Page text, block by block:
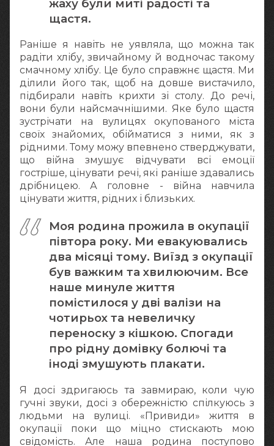
жаху були миті радості та
щастя.
Раніше я навіть не уявляла, що можна так
радіти хлібу, звичайному й водночас такому
смачному хлібу. Це було справжнє щастя. Ми
ділили його так, щоб на довше вистачило,
підбирали навіть крихти зі столу. До речі,
вони були найсмачнішими. Яке було щастя
зустрічати на вулицях окупованого міста
своїх знайомих, обійматися з ними, як з
рідними. Тому можу впевнено стверджувати,
що війна змушує відчувати всі емоції
гостріше, цінувати речі, які раніше здавались
дрібницею. А головне - війна навчила
цінувати життя, рідних і близьких.
Моя родина прожила в окупації
півтора року. Ми евакуювались
два місяці тому. Виїзд з окупації
був важким та хвилюючим. Все
наше минуле життя
помістилося у дві валізи на
чотирьох та невеличку
переноску з кішкою. Спогади
про рідну домівку болючі та
іноді змушують плакати.
Я досі здригаюсь та завмираю, коли чую
гучні звуки, досі з обережністю спілкуюсь з
людьми на вулиці. «Привиди» життя в
окупації поки що міцно стискають мою
свідомість. Але наша родина поступово